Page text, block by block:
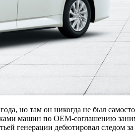
но там он никогда не был
машин по OEM-соглашению
генерации дебютировал следом